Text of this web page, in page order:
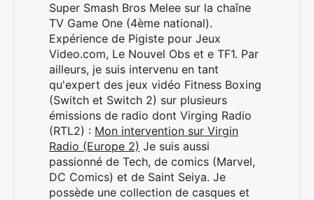
Super Smash Bros Melee sur la chaîne
TV Game One (4ème national).
Expérience de Pigiste pour Jeux
Video.com, Le Nouvel Obs et e TF1. Par
ailleurs, je suis intervenu en tant
qu'expert des jeux vidéo Fitness Boxing
(Switch et Switch 2) sur plusieurs
émissions de radio dont Virging Radio
(RTL2) : Mon intervention sur Virgin
Radio (Europe 2) Je suis aussi
passionné de Tech, de comics (Marvel,
DC Comics) et de Saint Seiya. Je
possède une collection de casques et